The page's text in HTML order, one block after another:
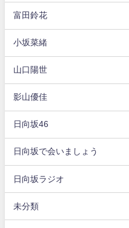
富田鈴花
小坂菜緒
山口陽世
影山優佳
日向坂46
日向坂で会いましょう
日向坂ラジオ
未分類